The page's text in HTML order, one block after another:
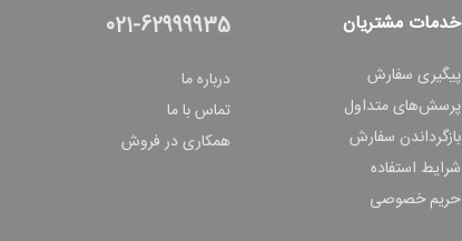
خدمات مشتریان
پیگیری سفارش
پرسش‌های متداول
بازگرداندن سفارش
شرایط استفاده
حریم خصوصی
021-62999935
درباره ما
تماس با ما
همکاری در فروش